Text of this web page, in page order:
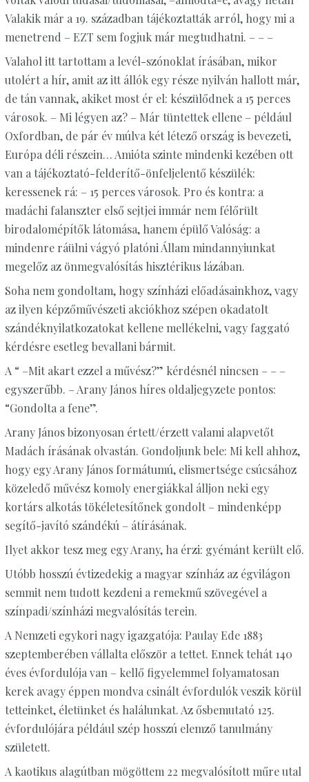
Valakik már a 19. században tájékoztatták arról, hogy mi a
menetrend – EZT sem fogjuk már megtudhatni. – – –
Valahol itt tartottam a levél-szónoklat írásában, mikor
utolért a hír, amit az itt állók egy része nyilván hallott már,
de tán vannak, akiket most ér el: készülődnek a 15 perces
városok. – Mi légyen az? – Már tüntettek ellene – például
Oxfordban, de pár év múlva két létező ország is bevezeti,
Európa déli részein… Amióta szinte mindenki kezében ott
van a tájékoztató-felderítő-önfeljelentő készülék:
keressenek rá: – 15 perces városok. Pro és kontra: a
madáchi falanszter első sejtjei immár nem félőrült
birodalomépítők látomása, hanem épülő Valóság: a
mindenre ráülni vágyó platóni Állam mindannyiunkat
megelőz az önmegvalósítás hisztérikus lázában.
Soha nem gondoltam, hogy színházi előadásainkhoz, vagy
az ilyen képzőművészeti akciókhoz szépen okadatolt
szándéknyilatkozatokat kellene mellékelni, vagy faggató
kérdésre esetleg bevallani bármit.
A “ –Mit akart ezzel a művész?” kérdésnél nincsen – – –
egyszerűbb. – Arany János híres oldaljegyzete pontos:
“Gondolta a fene”.
Arany János bizonyosan értett/érzett valami alapvetőt
Madách írásának olvastán. Gondoljunk bele: Mi kell ahhoz,
hogy egy Arany János formátumú, elismertsége csúcsához
közeledő művész komoly energiákkal álljon neki egy
kortárs alkotás tökéletesítőnek gondolt – mindenképp
segítő-javító szándékú – átírásának.
Ilyet akkor tesz meg egy Arany, ha érzi: gyémánt került elő.
Utóbb hosszú évtizedekig a magyar színház az égvilágon
semmit nem tudott kezdeni a remekmű szövegével a
színpadi/színházi megvalósítás terein.
A Nemzeti egykori nagy igazgatója: Paulay Ede 1883
szeptemberében vállalta először a tettet. Ennek tehát 140
éves évfordulója van – kellő figyelemmel folyamatosan
kerek avagy éppen mondva csinált évfordulók veszik körül
tetteinket, életünket és halálunkat. Az ősbemutató 125.
évfordulójára például szép hosszú elemző tanulmány
született.
A kaotikus alagútban mögöttem 22 megvalósított műre utal